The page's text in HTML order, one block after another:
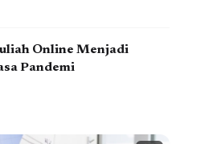
Online Menjadi
Pandemi